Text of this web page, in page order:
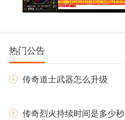
热门公告
传奇道士武器怎么升级
传奇烈火持续时间是多少秒